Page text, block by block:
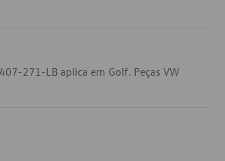
271-LB aplica em Golf. Peças VW